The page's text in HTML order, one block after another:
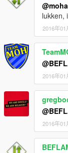
lukken,
2016年01
2016年01
2016年01